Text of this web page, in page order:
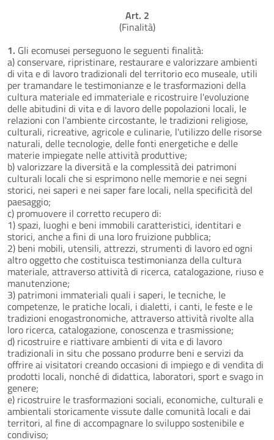
Art. 2
(Finalità)
1. Gli ecomusei perseguono le seguenti finalità:
a) conservare, ripristinare, restaurare e valorizzare ambienti
di vita e di lavoro tradizionali del territorio eco museale, utili
per tramandare le testimonianze e le trasformazioni della
cultura materiale ed immateriale e ricostruire l'evoluzione
delle abitudini di vita e di lavoro delle popolazioni locali, le
relazioni con l'ambiente circostante, le tradizioni religiose,
culturali, ricreative, agricole e culinarie, l'utilizzo delle risorse
naturali, delle tecnologie, delle fonti energetiche e delle
materie impiegate nelle attività produttive;
b) valorizzare la diversità e la complessità dei patrimoni
culturali locali che si esprimono nelle memorie e nei segni
storici, nei saperi e nei saper fare locali, nella specificità del
paesaggio;
c) promuovere il corretto recupero di:
1) spazi, luoghi e beni immobili caratteristici, identitari e
storici, anche a fini di una loro fruizione pubblica;
2) beni mobili, utensili, attrezzi, strumenti di lavoro ed ogni
altro oggetto che costituisca testimonianza della cultura
materiale, attraverso attività di ricerca, catalogazione, riuso e
manutenzione;
3) patrimoni immateriali quali i saperi, le tecniche, le
competenze, le pratiche locali, i dialetti, i canti, le feste e le
tradizioni enogastronomiche, attraverso attività rivolte alla
loro ricerca, catalogazione, conoscenza e trasmissione;
d) ricostruire e riattivare ambienti di vita e di lavoro
tradizionali in situ che possano produrre beni e servizi da
offrire ai visitatori creando occasioni di impiego e di vendita di
prodotti locali, nonché di didattica, laboratori, sport e svago in
genere;
e) ricostruire le trasformazioni sociali, economiche, culturali e
ambientali storicamente vissute dalle comunità locali e dai
territori, al fine di accompagnare lo sviluppo sostenibile e
condiviso;